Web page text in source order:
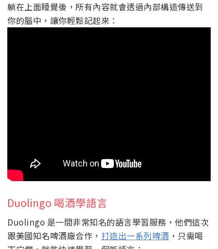
躺在上面睡覺後，所有內容就會透過內部構造傳送到
你的腦中，讓你輕鬆記起來：
Duolingo 喝酒學語言
Duolingo 是一間非常知名的語言學習服務，他們這次
跟美國知名啤酒廠合作， 打造出一系列啤酒 ，只需喝